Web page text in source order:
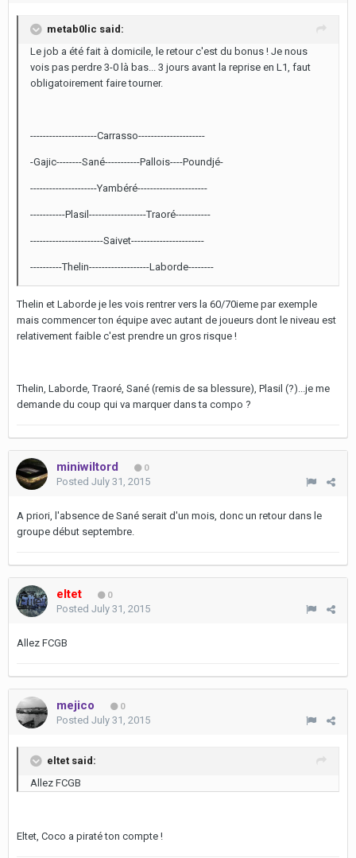
metab0lic said:
Le job a été fait à domicile, le retour c'est du bonus ! Je nous
vois pas perdre 3-0 là bas... 3 jours avant la reprise en L1, faut
obligatoirement faire tourner.
---------------------Carrasso---------------------
-Gajic--------Sané-----------Pallois----Poundjé-
---------------------Yambéré----------------------
-----------Plasil------------------Traoré-----------
-----------------------Saivet-----------------------
----------Thelin-------------------Laborde--------
Thelin et Laborde je les vois rentrer vers la 60/70ieme par exemple
mais commencer ton équipe avec autant de joueurs dont le niveau est
relativement faible c'est prendre un gros risque !
Thelin, Laborde, Traoré, Sané (remis de sa blessure), Plasil (?)...je me
demande du coup qui va marquer dans ta compo ?
miniwiltord 0
Posted July 31, 2015
A priori, l'absence de Sané serait d'un mois, donc un retour dans le
groupe début septembre.
eltet 0
Posted July 31, 2015
Allez FCGB
mejico 0
Posted July 31, 2015
eltet said:
Allez FCGB
Eltet, Coco a piraté ton compte !